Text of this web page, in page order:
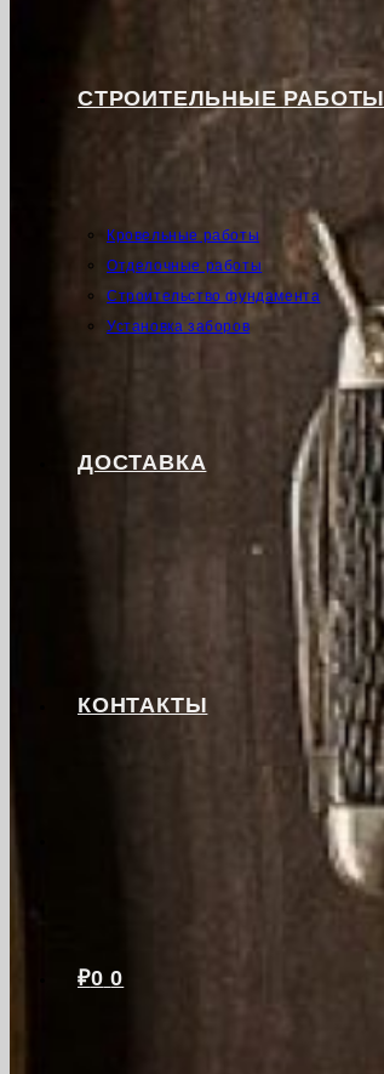
СТРОИТЕЛЬНЫЕ РАБОТЫ
Кровельные работы
Отделочные работы
Строительство фундамента
Установка заборов
ДОСТАВКА
КОНТАКТЫ
₽0 0